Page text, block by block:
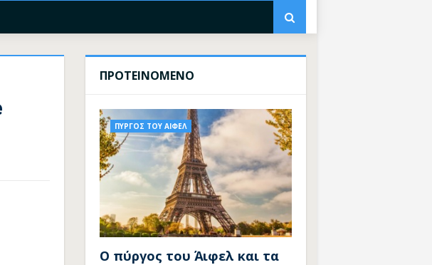
ΠΡΟΤΕΙΝΟΜΕΝΟ
ΠΥΡΓΟΣ ΤΟΥ ΑΙΦΕΛ
Ο πύργος του Άιφελ και τα